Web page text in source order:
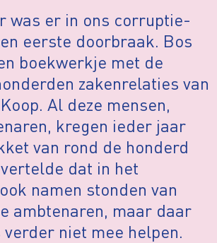
was er in ons corruptie-
eerste doorbraak. Bos
boekwerkje met de
zakenrelaties van
Al deze mensen,
kregen ieder jaar
van rond de honderd
dat in het
namen stonden van
ambtenaren, maar daar
niet mee helpen.